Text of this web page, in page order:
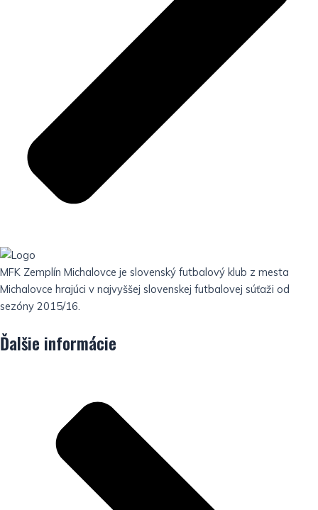
MFK Zemplín Michalovce je slovenský futbalový klub z mesta
Michalovce hrajúci v najvyššej slovenskej futbalovej súťaži od
sezóny 2015/16.
Ďalšie informácie